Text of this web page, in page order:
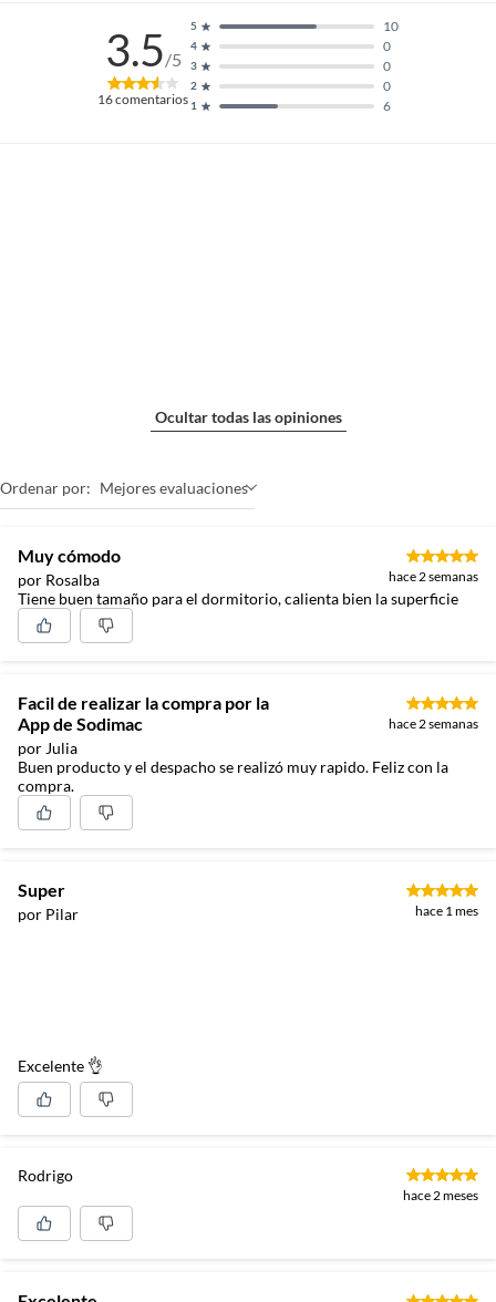
3.5/5
16comentarios 1 6
2 0
3 0
4 0
5 10
Ocultar todas las opiniones
Ordenar por: Mejores evaluaciones
Muy cómodo
por Rosalba hace 2 semanas
Tiene buen tamaño para el dormitorio, calienta bien la superficie
Facil de realizar la compra por la
App de Sodimac
por Julia
hace 2 semanas
Buen producto y el despacho se realizó muy rapido. Feliz con la
compra.
Super
por Pilar hace 1 mes
Excelente 👌
Rodrigo
hace 2 meses